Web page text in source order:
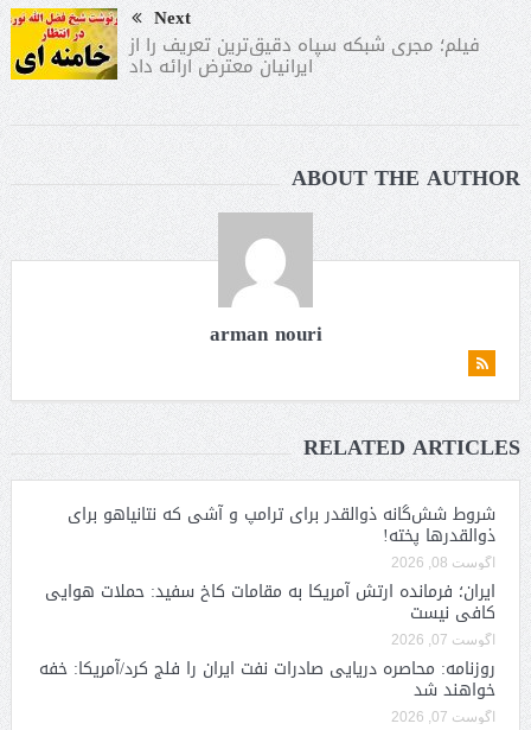
Next
فیلم؛ مجری شبکه سپاه دقیق‌ترین تعریف را از
ایرانیان معترض ارائه داد
ABOUT THE AUTHOR
arman nouri
RELATED ARTICLES
شروط شش‌گانه ذوالقدر برای ترامپ و آشی که نتانیاهو برای
ذوالقدرها پخته!
آگوست 08, 2026
ایران؛ فرمانده ارتش آمریکا به مقامات کاخ سفید: حملات هوایی
کافی نیست
آگوست 07, 2026
روزنامه: محاصره دریایی صادرات نفت ایران را فلج کرد/آمریکا: خفه
خواهند شد
آگوست 07, 2026